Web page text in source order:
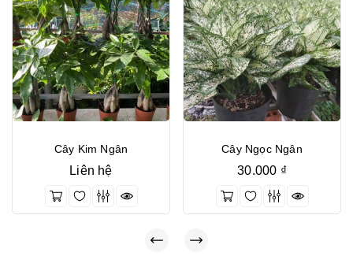
Cây Kim Ngân
Liên hệ
Cây Ngọc Ngân
30.000 ₫